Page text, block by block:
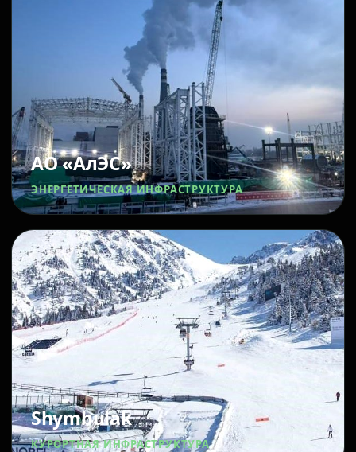
АО «АлЭС»
ЭНЕРГЕТИЧЕСКАЯ ИНФРАСТРУКТУРА
Shymbulak
КУРОРТНАЯ ИНФРАСТРУКТУРА